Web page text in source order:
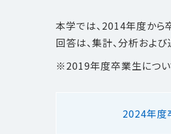
本学では、2014年度から
回答は、集計、分析およ
※2019年度卒業生につい
2024年度